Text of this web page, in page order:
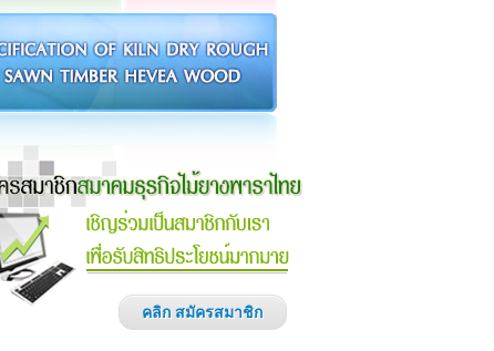
คลิก สมัครสมาชิก